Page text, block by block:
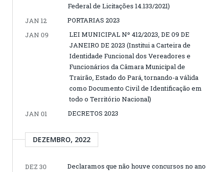
Federal de Licitações 14.133/2021)
JAN 12
PORTARIAS 2023
JAN 09
LEI MUNICIPAL Nº 412/2023, DE 09 DE
JANEIRO DE 2023 (Institui a Carteira de
Identidade Funcional dos Vereadores e
Funcionários da Câmara Municipal de
Trairão, Estado do Pará, tornando-a válida
como Documento Civil de Identificação em
todo o Território Nacional)
JAN 01
DECRETOS 2023
DEZEMBRO, 2022
DEZ 30
Declaramos que não houve concursos no ano